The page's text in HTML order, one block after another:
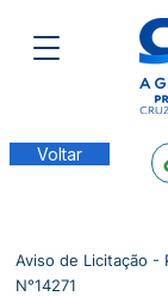
Voltar
Aviso de Licitação -
N°14271